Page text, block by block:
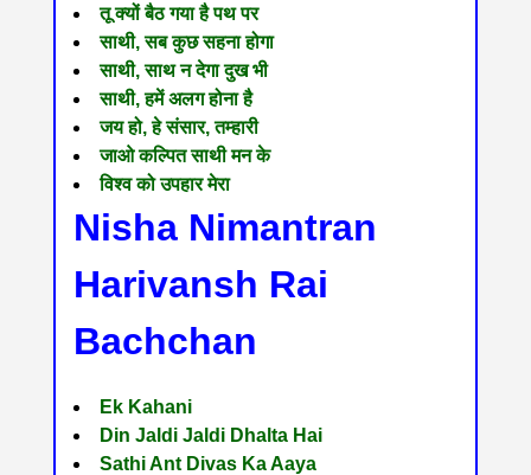
तू क्यों बैठ गया है पथ पर
साथी, सब कुछ सहना होगा
साथी, साथ न देगा दुख भी
साथी, हमें अलग होना है
जय हो, हे संसार, तम्हारी
जाओ कल्पित साथी मन के
विश्व को उपहार मेरा
Nisha Nimantran
Harivansh Rai
Bachchan
Ek Kahani
Din Jaldi Jaldi Dhalta Hai
Sathi Ant Divas Ka Aaya